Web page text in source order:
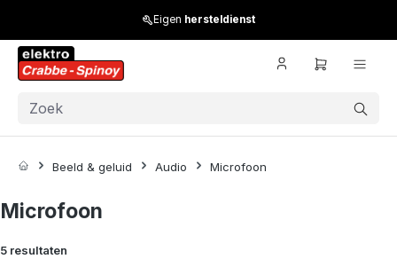
Eigen hersteldienst
Beeld & geluid Audio Microfoon
Microfoon
5 resultaten